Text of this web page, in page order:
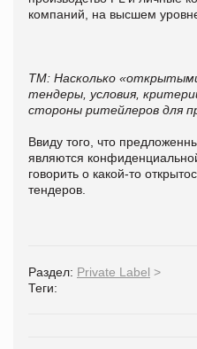
компаний, на высшем
ТМ: Насколько
тендеры, условия,
стороны ритейлеров для
Ввиду того, что
являются
говорить о какой-то
тендеров.
Раздел: Private Label >
Теги: